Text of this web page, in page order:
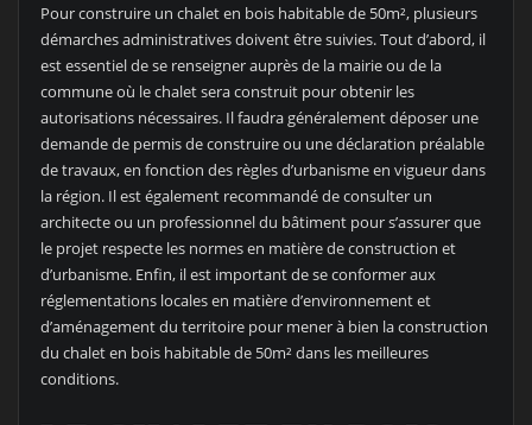
Pour construire un chalet en bois habitable de 50m², plusieurs
démarches administratives doivent être suivies. Tout d’abord, il
est essentiel de se renseigner auprès de la mairie ou de la
commune où le chalet sera construit pour obtenir les
autorisations nécessaires. Il faudra généralement déposer une
demande de permis de construire ou une déclaration préalable
de travaux, en fonction des règles d’urbanisme en vigueur dans
la région. Il est également recommandé de consulter un
architecte ou un professionnel du bâtiment pour s’assurer que
le projet respecte les normes en matière de construction et
d’urbanisme. Enfin, il est important de se conformer aux
réglementations locales en matière d’environnement et
d’aménagement du territoire pour mener à bien la construction
du chalet en bois habitable de 50m² dans les meilleures
conditions.